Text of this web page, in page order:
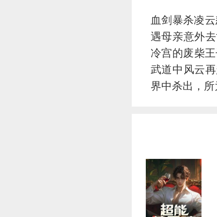
血剑暴杀凌
遇母亲意外
冷宫的废柴
武道中风云
界中杀出，所